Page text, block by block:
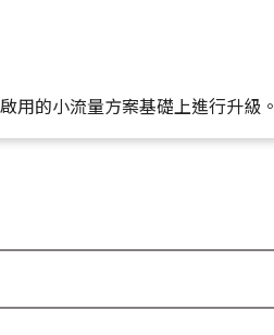
用的小流量方案基礎上進行升級。